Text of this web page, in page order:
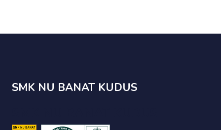
SMK NU BANAT KUDUS